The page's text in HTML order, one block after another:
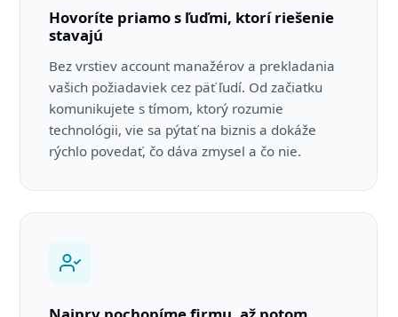
Hovoríte priamo s ľuďmi, ktorí riešenie
stavajú
Bez vrstiev account manažérov a prekladania
vašich požiadaviek cez päť ľudí. Od začiatku
komunikujete s tímom, ktorý rozumie
technológii, vie sa pýtať na biznis a dokáže
rýchlo povedať, čo dáva zmysel a čo nie.